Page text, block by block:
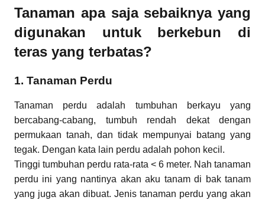
Tanaman apa saja sebaiknya yang
digunakan untuk berkebun di
teras yang terbatas?
1. Tanaman Perdu
Tanaman perdu adalah tumbuhan berkayu yang
bercabang-cabang, tumbuh rendah dekat dengan
permukaan tanah, dan tidak mempunyai batang yang
tegak. Dengan kata lain perdu adalah pohon kecil.
Tinggi tumbuhan perdu rata-rata < 6 meter. Nah tanaman
perdu ini yang nantinya akan aku tanam di bak tanam
yang juga akan dibuat. Jenis tanaman perdu yang akan